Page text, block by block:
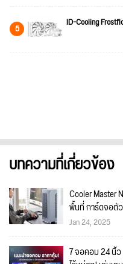
5 ID-Cooling
บทความที่เกี่ยวข้อง
Cooler Master
พื้นที่ การ์ดจอตั
Jan 24, 2025
7 จอคอม 24 นิ้